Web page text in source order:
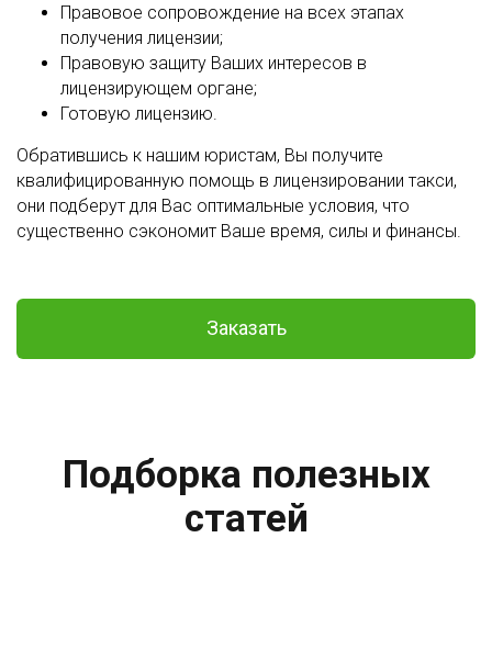
Правовое сопровождение на всех этапах
получения лицензии;
Правовую защиту Ваших интересов в
лицензирующем органе;
Готовую лицензию.
Обратившись к нашим юристам, Вы получите
квалифицированную помощь в лицензировании такси,
они подберут для Вас оптимальные условия, что
существенно сэкономит Ваше время, силы и финансы.
Заказать
Подборка полезных
статей